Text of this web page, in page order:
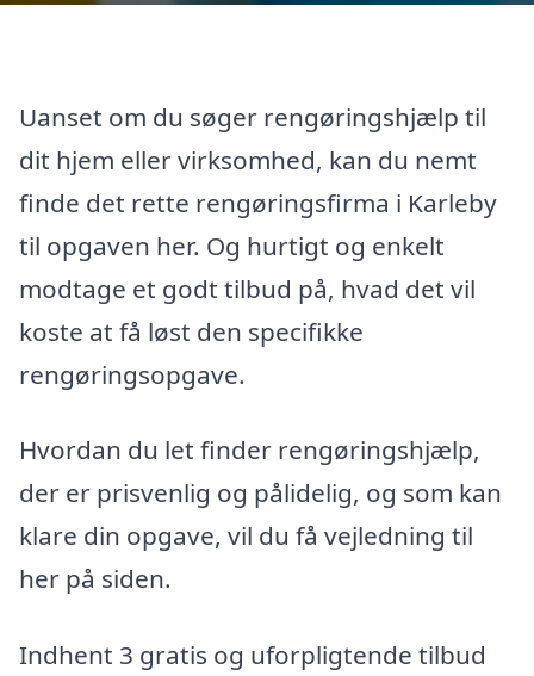
Uanset om du søger rengøringshjælp til
dit hjem eller virksomhed, kan du nemt
finde det rette rengøringsfirma i Karleby
til opgaven her. Og hurtigt og enkelt
modtage et godt tilbud på, hvad det vil
koste at få løst den specifikke
rengøringsopgave.
Hvordan du let finder rengøringshjælp,
der er prisvenlig og pålidelig, og som kan
klare din opgave, vil du få vejledning til
her på siden.
Indhent 3 gratis og uforpligtende tilbud